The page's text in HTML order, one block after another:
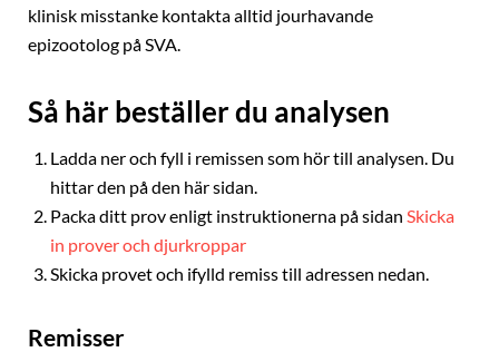
klinisk misstanke kontakta alltid jourhavande
epizootolog på SVA.
Så här beställer du analysen
Ladda ner och fyll i remissen som hör till analysen. Du
hittar den på den här sidan.
Packa ditt prov enligt instruktionerna på sidan Skicka
in prover och djurkroppar
Skicka provet och ifylld remiss till adressen nedan.
Remisser